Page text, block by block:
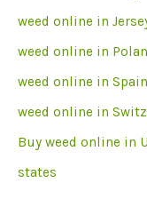
weed online in
weed online in
weed online in Spain
weed online in
Buy weed online in
states